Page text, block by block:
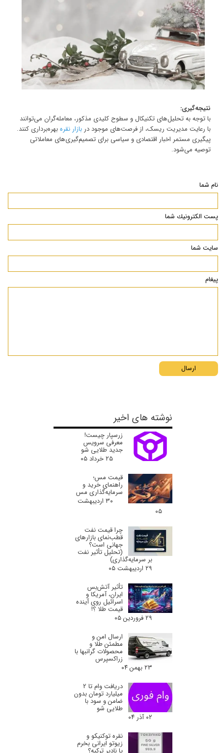
نتیجه‌گیری:
با توجه به تحلیل‌های تکنیکال و سطوح کلیدی مذکور، معامله‌گران می‌توانند
با رعایت مدیریت ریسک، از فرصت‌های موجود دربازار نقرهبهره‌برداری کنند.
پیگیری مستمر اخبار اقتصادی و سیاسی برای تصمیم‌گیری‌های معاملاتی
توصیه می‌شود.
نام شما
پست الكترونيك شما
سایت شما
پیغام
ارسال
نوشته های اخیر
زرسپار چیست!
معرفی سرویس
جدید طلایی شو
۲۵ خرداد ۰۵
قیمت مس؛
راهنمای خرید و
سرمایه‌گذاری مس
۳۰ اردیبهشت
۰۵
چرا قیمت نفت
قطب‌نمای بازارهای
جهانی است؟
(تحلیل تأثیر نفت
بر سرمایه‌گذاری)
۲۹ اردیبهشت ۰۵
تأثیر آتش‌بس
ایران، آمریکا و
اسرائیل روی آینده
قیمت طلا ؟!
۲۹ فروردین ۰۵
ارسال امن و
مطمئن طلا و
محصولات گرانبها با
زراکسپرس
۲۳ بهمن ۰۴
دریافت وام تا 2
میلیارد تومان بدون
ضامن و سود با
طلایی شو
۰۲ آذر ۰۴
نقره توکنیکو و
زیوتو ایرانی بخرم
یا نادیر ترکیه؟